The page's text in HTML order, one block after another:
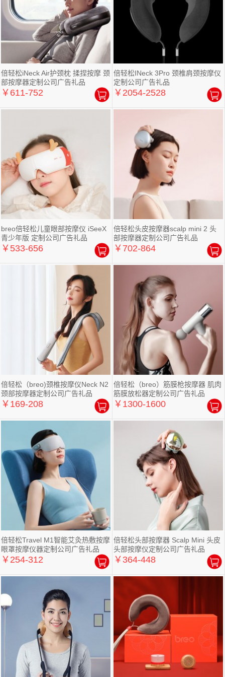
倍轻松iNeck Air护颈枕 揉捏按摩 颈
部按摩器定制公司广告礼品
￥611-752
倍轻松INeck 3Pro 颈椎肩颈按摩仪
定制公司广告礼品
￥2054-2528
breo倍轻松儿童眼部按摩仪 iSeeX
青少年版 定制公司广告礼品
￥533-656
倍轻松头皮按摩器scalp mini 2 头
部按摩器定制公司广告礼品
￥702-864
倍轻松（breo)颈椎按摩仪Neck N2
颈部按摩器定制公司广告礼品
￥169-208
倍轻松（breo）筋膜枪按摩器 肌肉
筋膜放松器定制公司广告礼品
￥1300-1600
倍轻松Travel M1智能艾灸热敷按摩
眼罩按摩仪器定制公司广告礼品
￥254-312
倍轻松头部按摩器 Scalp Mini 头皮
头部按摩仪定制公司广告礼品
￥364-448